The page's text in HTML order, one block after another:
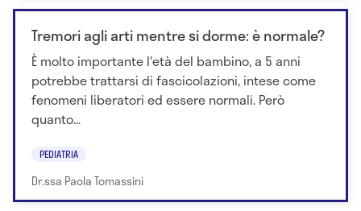
Tremori agli arti mentre si dorme: è normale?
È molto importante l'età del bambino, a 5 anni
potrebbe trattarsi di fascicolazioni, intese come
fenomeni liberatori ed essere normali. Però
quanto...
PEDIATRIA
Dr.ssa Paola Tomassini